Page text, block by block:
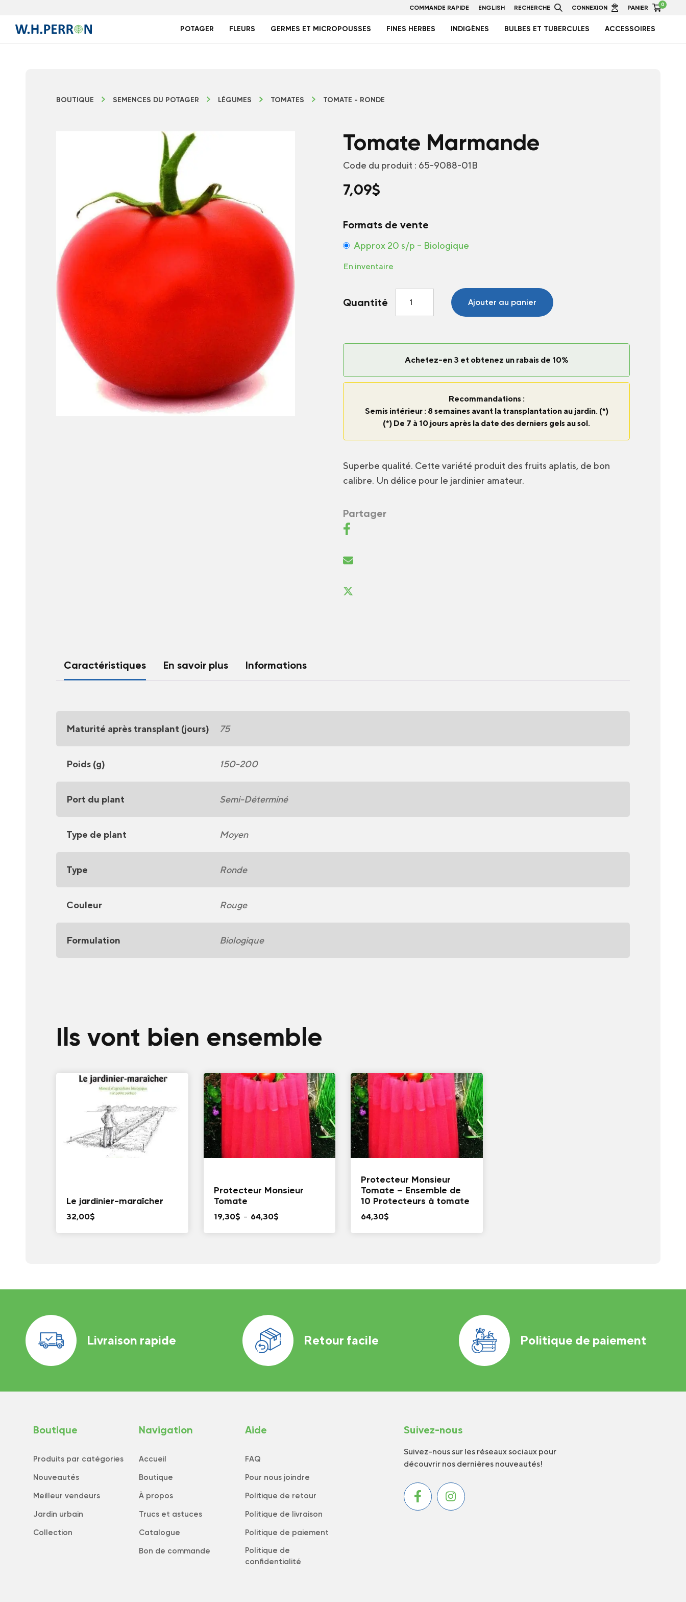
COMMANDE RAPIDE ENGLISH RECHERCHE CONNEXION PANIER 0
POTAGER FLEURS GERMES ET MICROPOUSSES FINES HERBES INDIGÈNES BULBES ET TUBERCULES ACCESSOIRES
BOUTIQUE SEMENCES DU POTAGER LÉGUMES TOMATES TOMATE - RONDE
Tomate Marmande
Code du produit : 65-9088-01B
7,09$
Formats de vente
Approx 20 s/p – Biologique
En inventaire
Quantité
Tomate
Ajouter au panier
Achetez-en 3 et obtenez un rabais de 10%
Recommandations :
Semis intérieur : 8 semaines avant la transplantation au jardin. (*)
(*) De 7 à 10 jours après la date des derniers gels au sol.
Superbe qualité. Cette variété produit des fruits aplatis, de bon
calibre. Un délice pour le jardinier amateur.
Partager
Caractéristiques En savoir plus Informations
Maturité après transplant (jours) 75
Poids (g) 150-200
Port du plant Semi-Déterminé
Type de plant Moyen
Type Ronde
Couleur Rouge
Formulation Biologique
Ils vont bien ensemble
Le jardinier-maraîcher
32,00$
Protecteur Monsieur
Tomate
19,30$ – 64,30$Plage
Protecteur Monsieur
Tomate – Ensemble de
10 Protecteurs à tomate
64,30$
Livraison rapide Retour facile Politique de paiement
Boutique
Produits par catégories
Nouveautés
Meilleur vendeurs
Jardin urbain
Collection
Navigation
Accueil
Boutique
À propos
Trucs et astuces
Catalogue
Bon de commande
Aide
FAQ
Pour nous joindre
Politique de retour
Politique de livraison
Politique de paiement
Politique de
confidentialité
Suivez-nous
Suivez-nous sur les réseaux sociaux pour
découvrir nos dernières nouveautés!